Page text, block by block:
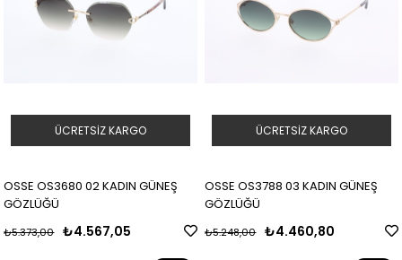
OSSE OS3680 02 KADIN GÜNEŞ
GÖZLÜĞÜ
₺4.567,05
₺5.373,00
ÜCRETSIZ KARGO
OSSE OS3788 03 KADIN GÜNEŞ
GÖZLÜĞÜ
₺4.460,80
₺5.248,00
ÜCRETSIZ KARGO